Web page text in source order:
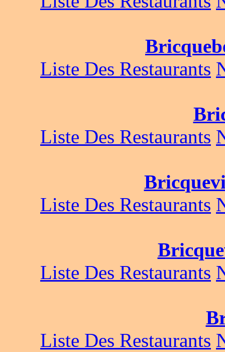
Liste Des Restaurants
Liste Des Restaurants
Liste Des Restaurants
Liste Des Restaurants
Liste Des Restaurants